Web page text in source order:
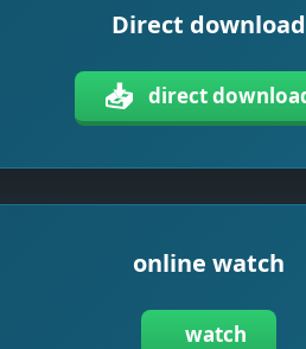
Direct download
📥 direct
online watch
watch